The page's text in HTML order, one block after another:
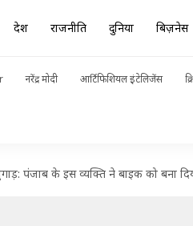
देश राजनीति दुनिया बिज़नेस
नरेंद्र मोदी आर्टिफिशियल इंटेलिजेंस
पंजाब के इस व्यक्ति ने बाइक को बना